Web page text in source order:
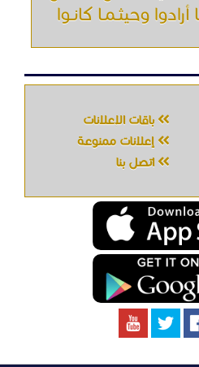
أرادوا وحيثـمـا كانـوا
باقات الإعلانات
إعلانات ممنوعة
اتصل بنا